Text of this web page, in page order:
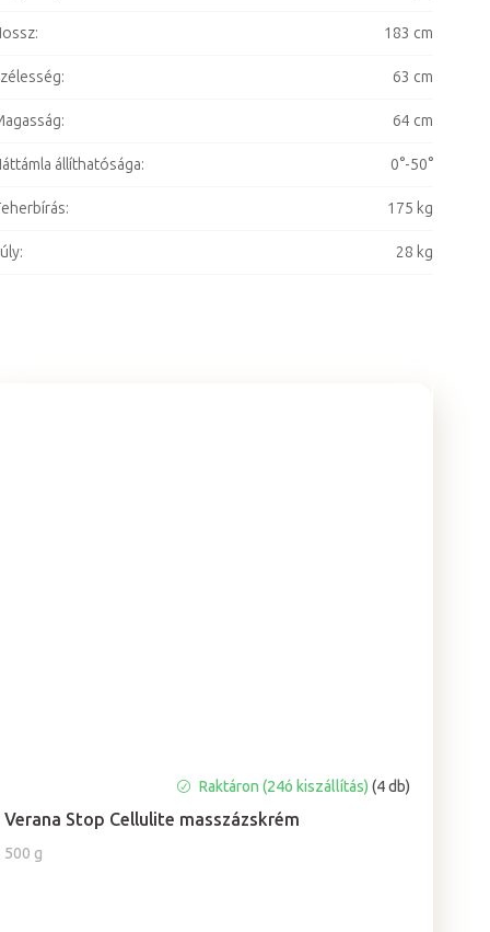
Verana Stop Cellulite masszázskrém
500 g
Raktáron (24ó kiszállítás) (4 db)
: 183 cm
: 63 cm
: 64 cm
állíthatósága: 0°-50°
: 175 kg
: 28 kg